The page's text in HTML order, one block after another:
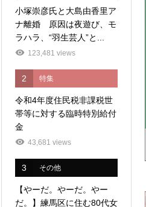
小塚崇彦氏と大島由香里ア
ナ離婚 原因は夜遊び、モ
ラハラ、“羽生芸人”と...
123,481 views
2 特集
令和4年度住民税非課税世
帯等に対する臨時特別給付
金
43,681 views
3 その他
【やーだ。やーだ。やー
だ。】練馬区に住む80代女